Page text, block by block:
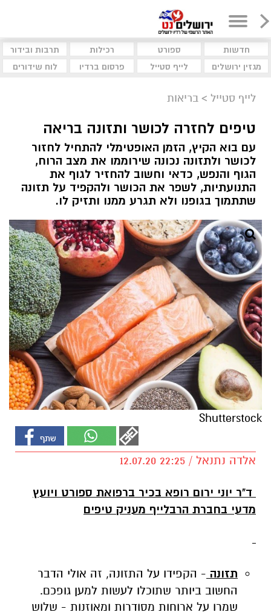
חדשות ספורט רכילות
תרבות ובידור
מגזין ירושלים
לייף סטייל פרסום ברדיו לוח שידורים
לייף סטייל > בריאות
טיפים לחזרה לכושר ותזונה בריאה
עם בוא הקיץ, הזמן האופטימלי להתחיל לחזור
לכושר ולתזונה נכונה שירוממו את מצב הרוח,
הגוף והנפש, כדאי וחשוב להחזיר לגוף את
התנועתיות, לשפר את הכושר ולהקפיד על תזונה
שתתמוך בגופנו ולא תגרע ממנו ותזיק לו.
Shutterstock
אלדה נתנאל / 22:25 12.07.20
ד"ר יוני ירום רופא בכיר ברפואת ספורט ויועץ
מדעי בחברת הרבלייף מעניק טיפים
תזונה - הקפידו על התזונה, זה אולי הדבר
החשוב ביותר שתוכלו לעשות למען גופכם.
שמרו על ארוחות מסודרות ומאוזנות - שלוש